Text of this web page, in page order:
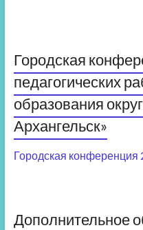
Городская
педагогических
образования
Архангельск»
Городская конференция
Дополнительное